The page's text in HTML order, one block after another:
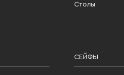
Столы
СЕЙФЫ